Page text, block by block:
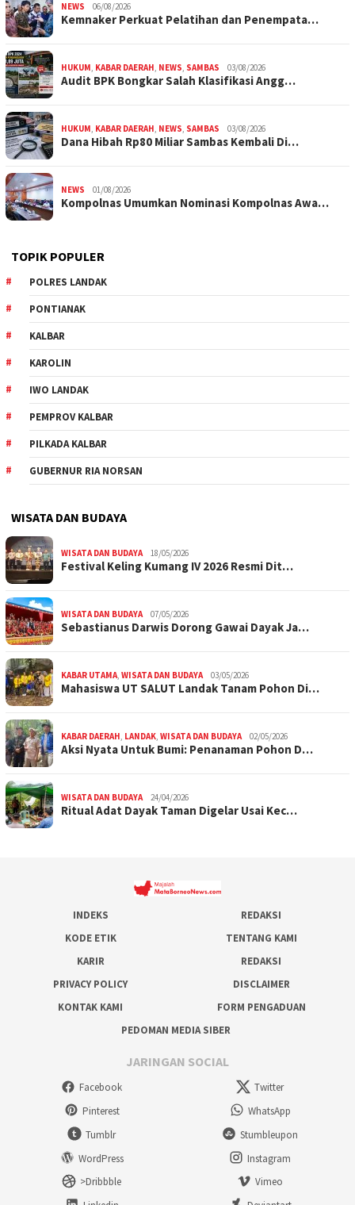
NEWS 06/08/2026
Kemnaker Perkuat Pelatihan dan Penempata…
HUKUM, KABAR DAERAH, NEWS, SAMBAS 03/08/2026
Audit BPK Bongkar Salah Klasifikasi Angg…
HUKUM, KABAR DAERAH, NEWS, SAMBAS 03/08/2026
Dana Hibah Rp80 Miliar Sambas Kembali Di…
NEWS 01/08/2026
Kompolnas Umumkan Nominasi Kompolnas Awa…
TOPIK POPULER
POLRES LANDAK
PONTIANAK
KALBAR
KAROLIN
IWO LANDAK
PEMPROV KALBAR
PILKADA KALBAR
GUBERNUR RIA NORSAN
WISATA DAN BUDAYA
WISATA DAN BUDAYA 18/05/2026
Festival Keling Kumang IV 2026 Resmi Dit…
WISATA DAN BUDAYA 07/05/2026
Sebastianus Darwis Dorong Gawai Dayak Ja…
KABAR UTAMA, WISATA DAN BUDAYA 03/05/2026
Mahasiswa UT SALUT Landak Tanam Pohon Di…
KABAR DAERAH, LANDAK, WISATA DAN BUDAYA 02/05/2026
Aksi Nyata Untuk Bumi: Penanaman Pohon D…
WISATA DAN BUDAYA 24/04/2026
Ritual Adat Dayak Taman Digelar Usai Kec…
INDEKS
REDAKSI
KODE ETIK
TENTANG KAMI
KARIR
REDAKSI
PRIVACY POLICY
DISCLAIMER
KONTAK KAMI
FORM PENGADUAN
PEDOMAN MEDIA SIBER
JARINGAN SOCIAL
Facebook
Twitter
Pinterest
WhatsApp
Tumblr
Stumbleupon
WordPress
Instagram
>Dribbble
Vimeo